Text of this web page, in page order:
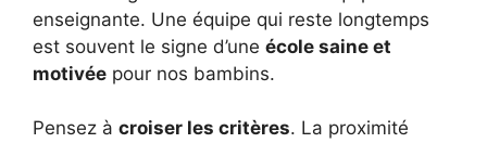
enseignante. Une équipe qui reste longtemps
est souvent le signe d’une école saine et
motivée pour nos bambins.
Pensez à croiser les critères. La proximité